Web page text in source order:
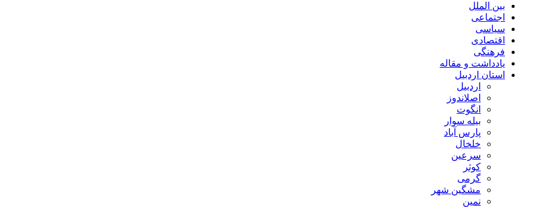
بین الملل
اجتماعی
سیاسی
اقتصادی
فرهنگی
یادداشت و مقاله
استان اردبیل
اردبیل
اصلاندوز
انگوت
بیله سوار
پارس آباد
خلخال
سرعین
کوثر
گرمی
مشگین شهر
نمین